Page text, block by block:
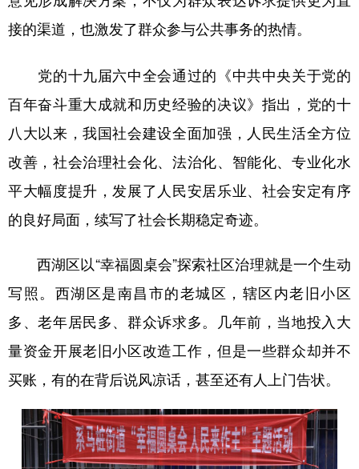
接的渠道，也激发了群众参与公共事务的热情。
党的十九届六中全会通过的《中共中央关于党的
百年奋斗重大成就和历史经验的决议》指出，党的十
八大以来，我国社会建设全面加强，人民生活全方位
改善，社会治理社会化、法治化、智能化、专业化水
平大幅度提升，发展了人民安居乐业、社会安定有序
的良好局面，续写了社会长期稳定奇迹。
西湖区以“幸福圆桌会”探索社区治理就是一个生动
写照。西湖区是南昌市的老城区，辖区内老旧小区
多、老年居民多、群众诉求多。几年前，当地投入大
量资金开展老旧小区改造工作，但是一些群众却并不
买账，有的在背后说风凉话，甚至还有人上门告状。